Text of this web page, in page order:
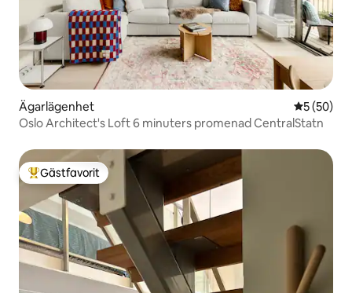
Ägarlägenhet 5 av 5 i
5 (50)
Oslo Architect's Loft 6 minuters promenad CentralStatn
Populär gästfavorit
Gästfavorit